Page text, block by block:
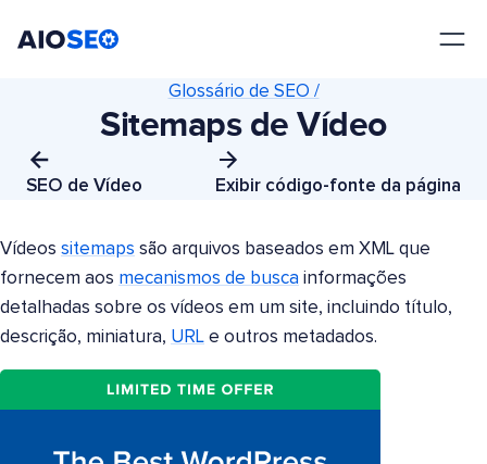
SEO de Vídeo
Glossário de SEO /
Sitemaps de Vídeo
Exibir código-fonte da página
Vídeos sitemaps são arquivos baseados em XML que
fornecem aos mecanismos de busca informações
detalhadas sobre os vídeos em um site, incluindo título,
descrição, miniatura, URL e outros metadados.